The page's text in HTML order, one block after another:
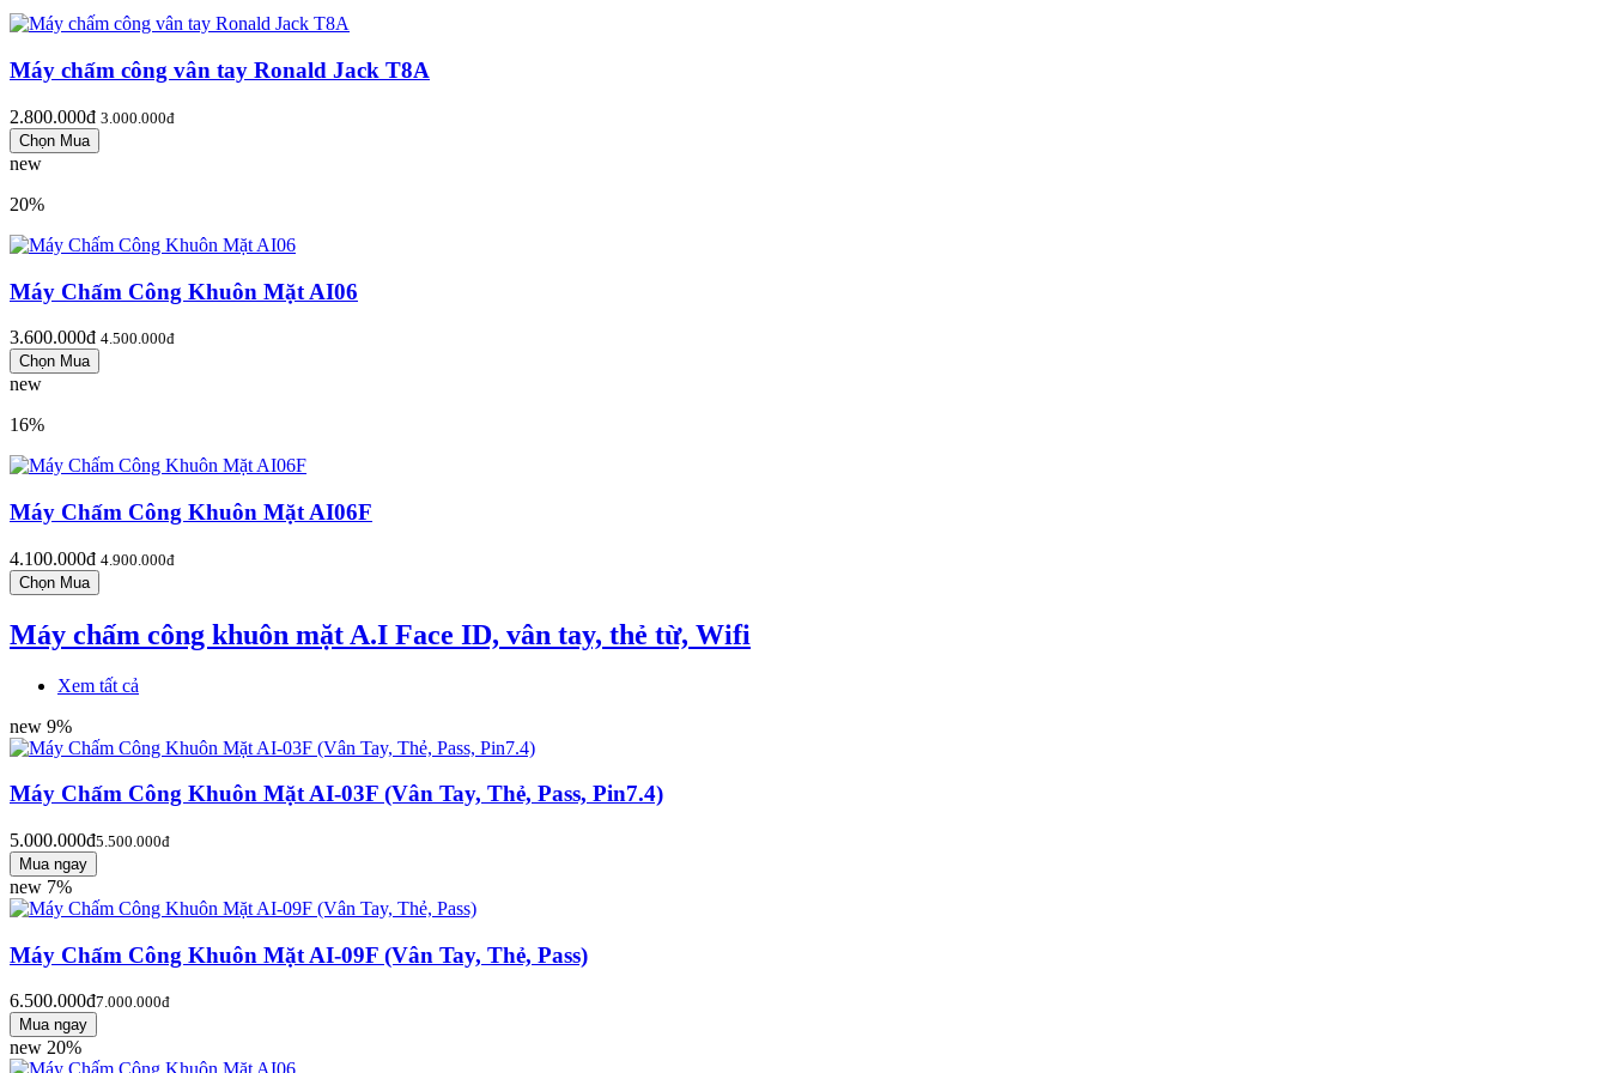
Máy chấm công vân tay Ronald Jack T8A
2.800.000đ 3.000.000đ
new
20%
Máy Chấm Công Khuôn Mặt AI06
3.600.000đ 4.500.000đ
new
16%
Máy Chấm Công Khuôn Mặt AI06F
4.100.000đ 4.900.000đ
Máy chấm công khuôn mặt A.I Face ID, vân tay, thẻ từ, Wifi
Xem tất cả
new 9%
Máy Chấm Công Khuôn Mặt AI-03F (Vân Tay, Thẻ, Pass, Pin7.4)
5.000.000đ5.500.000đ
new 7%
Máy Chấm Công Khuôn Mặt AI-09F (Vân Tay, Thẻ, Pass)
6.500.000đ7.000.000đ
new 20%